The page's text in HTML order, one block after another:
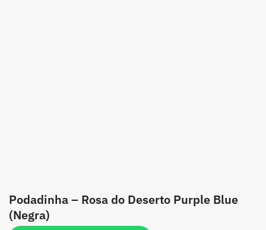
Podadinha – Rosa do Deserto Purple Blue
(Negra)